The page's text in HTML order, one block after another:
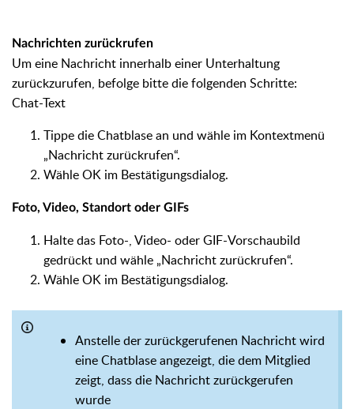
Nachrichten zurückrufen
Um eine Nachricht innerhalb einer Unterhaltung
zurückzurufen, befolge bitte die folgenden Schritte:
Chat-Text
Tippe die Chatblase an und wähle im Kontextmenü
„Nachricht zurückrufen“.
Wähle OK im Bestätigungsdialog.
Foto, Video, Standort oder GIFs
Halte das Foto-, Video- oder GIF-Vorschaubild
gedrückt und wähle „Nachricht zurückrufen“.
Wähle OK im Bestätigungsdialog.
Anstelle der zurückgerufenen Nachricht wird
eine Chatblase angezeigt, die dem Mitglied
zeigt, dass die Nachricht zurückgerufen
wurde